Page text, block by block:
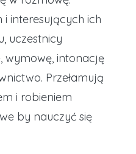
interesujących ich
uczestnicy
wymowę, intonację
Przełamują
i robieniem
by nauczyć się